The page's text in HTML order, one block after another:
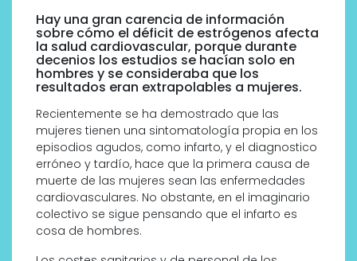
Hay una gran carencia de información
sobre cómo el déficit de estrógenos afecta
la salud cardiovascular, porque durante
decenios los estudios se hacían solo en
hombres y se consideraba que los
resultados eran extrapolables a mujeres.
Recientemente se ha demostrado que las
mujeres tienen una sintomatología propia en los
episodios agudos, como infarto, y el diagnostico
erróneo y tardío, hace que la primera causa de
muerte de las mujeres sean las enfermedades
cardiovasculares. No obstante, en el imaginario
colectivo se sigue pensando que el infarto es
cosa de hombres.